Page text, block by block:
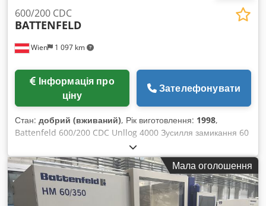
Wien 1 097 km
600/200 CDC
BATTENFELD
ціну
Зателефонувати
Стан: добрий (вживаний), Рік виготовлення: 1998,
Battenfeld 600/200 CDC Unllog 4000 Зусилля замикання 60
т Рік випуску 1997 Діаметр гвинта 30 мм Маса впорскування
приблизно 90 г Chedpfx Aog Emvhekvea
Мала оголошення